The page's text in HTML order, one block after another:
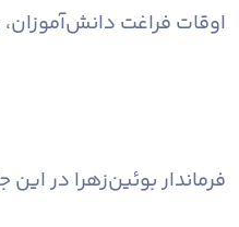
اوقات فراغت
فرماندار بوئین‌زهرا در